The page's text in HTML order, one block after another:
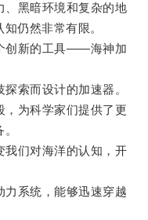
黑暗环境和复杂的地
仍然非常有限。
新的工具——海神加
索而设计的加速器。
为科学家们提供了更
们对海洋的认知，开
系统，能够迅速穿越